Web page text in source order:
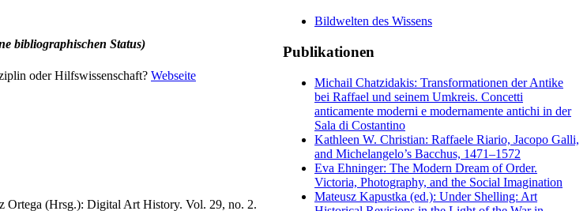
bibliographischen Status)
oder Hilfswissenschaft? Webseite
Ortega (Hrsg.): Digital Art History. Vol. 29, no. 2.
Bildwelten des Wissens
Publikationen
Michail Chatzidakis: Transformationen der Antike
bei Raffael und seinem Umkreis. Concetti
anticamente moderni e modernamente antichi in der
Sala di Costantino
Kathleen W. Christian: Raffaele Riario, Jacopo Galli,
and Michelangelo’s Bacchus, 1471–1572
Eva Ehninger: The Modern Dream of Order.
Victoria, Photography, and the Social Imagination
Mateusz Kapustka (ed.): Under Shelling: Art